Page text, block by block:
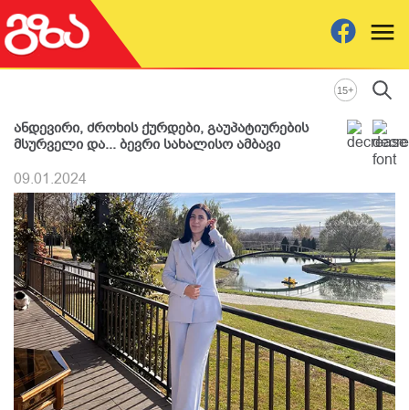
15+
ანდევირი, ძროხის ქურდები, გაუპატიურების
მსურველი და... ბევრი სახალისო ამბავი
09.01.2024